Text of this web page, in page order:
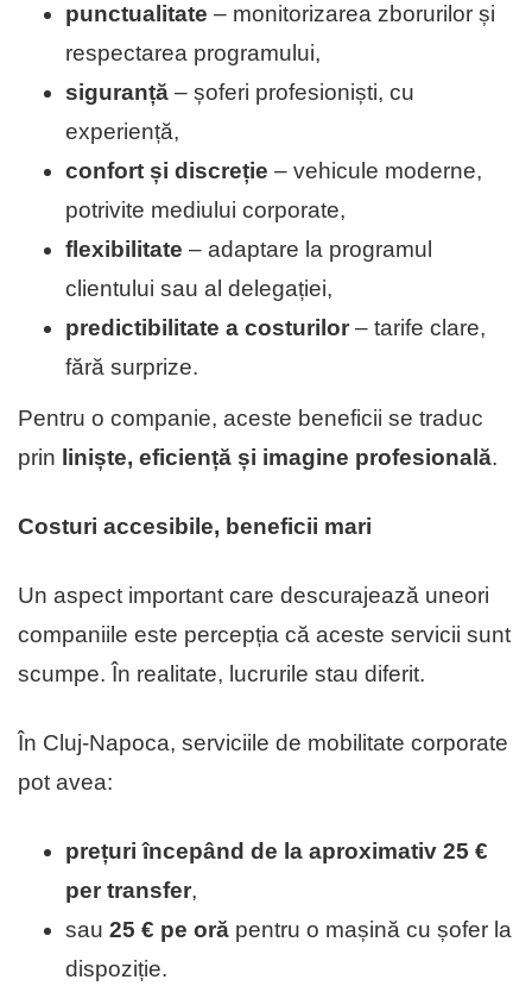
punctualitate – monitorizarea zborurilor și
respectarea programului,
siguranță – șoferi profesioniști, cu
experiență,
confort și discreție – vehicule moderne,
potrivite mediului corporate,
flexibilitate – adaptare la programul
clientului sau al delegației,
predictibilitate a costurilor – tarife clare,
fără surprize.
Pentru o companie, aceste beneficii se traduc
prin liniște, eficiență și imagine profesională.
Costuri accesibile, beneficii mari
Un aspect important care descurajează uneori
companiile este percepția că aceste servicii sunt
scumpe. În realitate, lucrurile stau diferit.
În Cluj-Napoca, serviciile de mobilitate corporate
pot avea:
prețuri începând de la aproximativ 25 €
per transfer,
sau 25 € pe oră pentru o mașină cu șofer la
dispoziție.